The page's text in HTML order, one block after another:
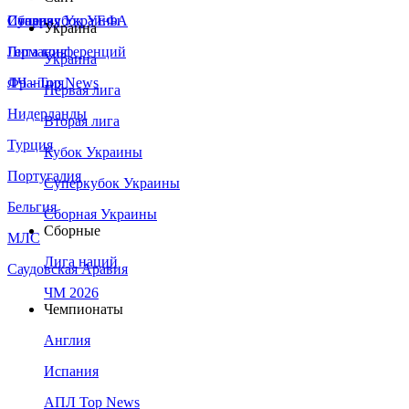
Сборная Украины
Италия
Германия
Франция
Нидерланды
Турция
Португалия
Бельгия
МЛС
Саудовская Аравия
Суперкубок УЕФА
Лига конференций
ЛЧ - Top News
Украина
Украина
Первая лига
Вторая лига
Кубок Украины
Суперкубок Украины
Сборная Украины
Сборные
Лига наций
ЧМ 2026
Чемпионаты
Англия
Испания
АПЛ Top News